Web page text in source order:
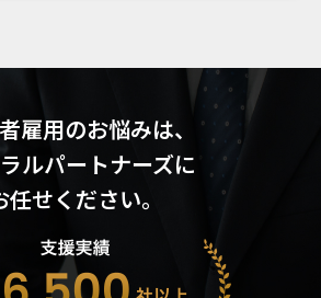
雇用のお悩みは、
ルパートナーズに
任せください。